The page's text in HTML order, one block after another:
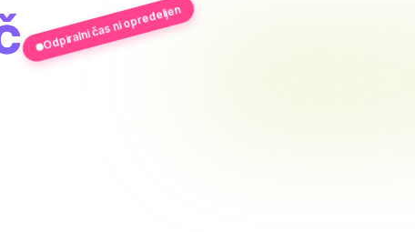
Odpiralni čas ni opredeljen